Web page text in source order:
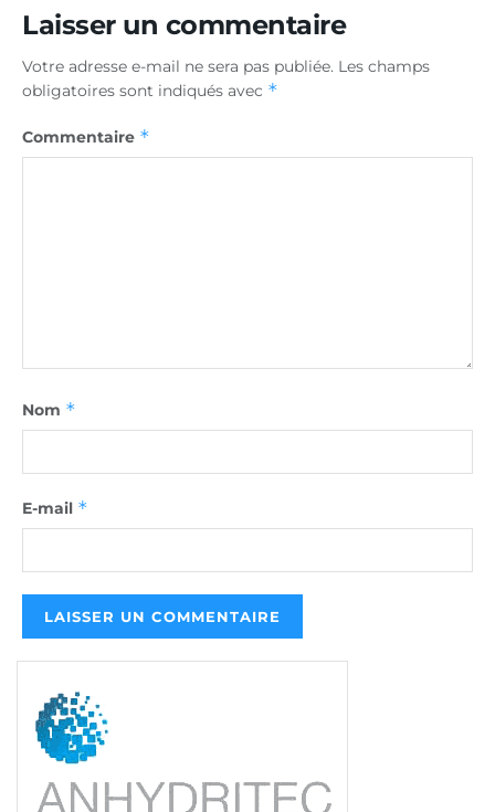
Laisser un commentaire
Votre adresse e-mail ne sera pas publiée. Les champs
obligatoires sont indiqués avec *
Commentaire *
Nom *
E-mail *